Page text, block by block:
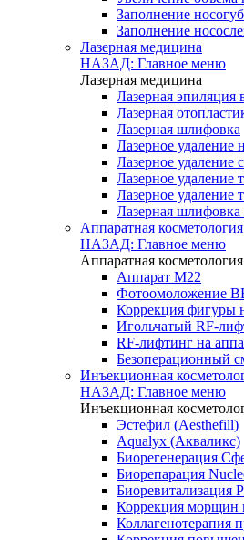
Заполнение
Заполнение
Лазерная медицина
НАЗАД: Главное меню
Лазерная медицина
Лазерная эпиляция
Лазерная
Лазерная шлифовка
Лазерное удаление
Лазерное удаление
Лазерное удаление
Лазерное удаление
Лазерная
Аппаратная косметология
НАЗАД: Главное меню
Аппаратная косметология
Аппарат M22
Фотоомоложение
Коррекция фигуры
Игольчатый RF-
RF-лифтинг на
Безоперационный
Инъекционная
НАЗАД: Главное меню
Инъекционная
Эстефил (Aesthefill)
Aqualyx (Акваликс)
Биорегенерация
Биорепарация
Биоревитализация
Коррекция морщин
Коллагенотерапия